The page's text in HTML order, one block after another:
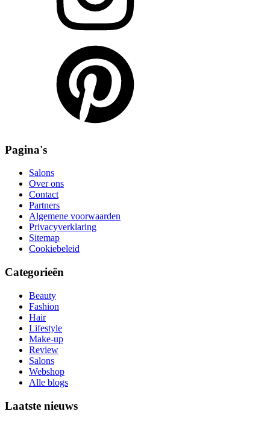
Pagina's
Salons
Over ons
Contact
Partners
Algemene voorwaarden
Privacyverklaring
Sitemap
Cookiebeleid
Categorieën
Beauty
Fashion
Hair
Lifestyle
Make-up
Review
Salons
Webshop
Alle blogs
Laatste nieuws